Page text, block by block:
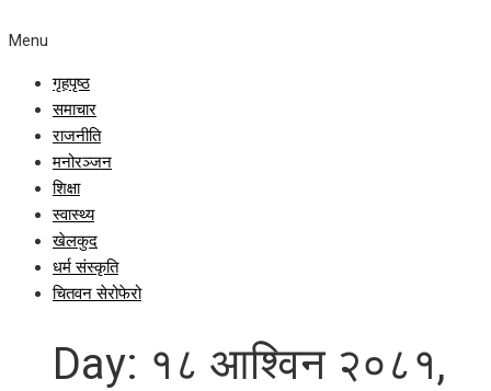
Menu
गृहपृष्ठ
समाचार
राजनीति
मनोरञ्जन
शिक्षा
स्वास्थ्य
खेलकुद
धर्म संस्कृति
चितवन सेरोफेरो
Day: १८ आश्विन २०८१,